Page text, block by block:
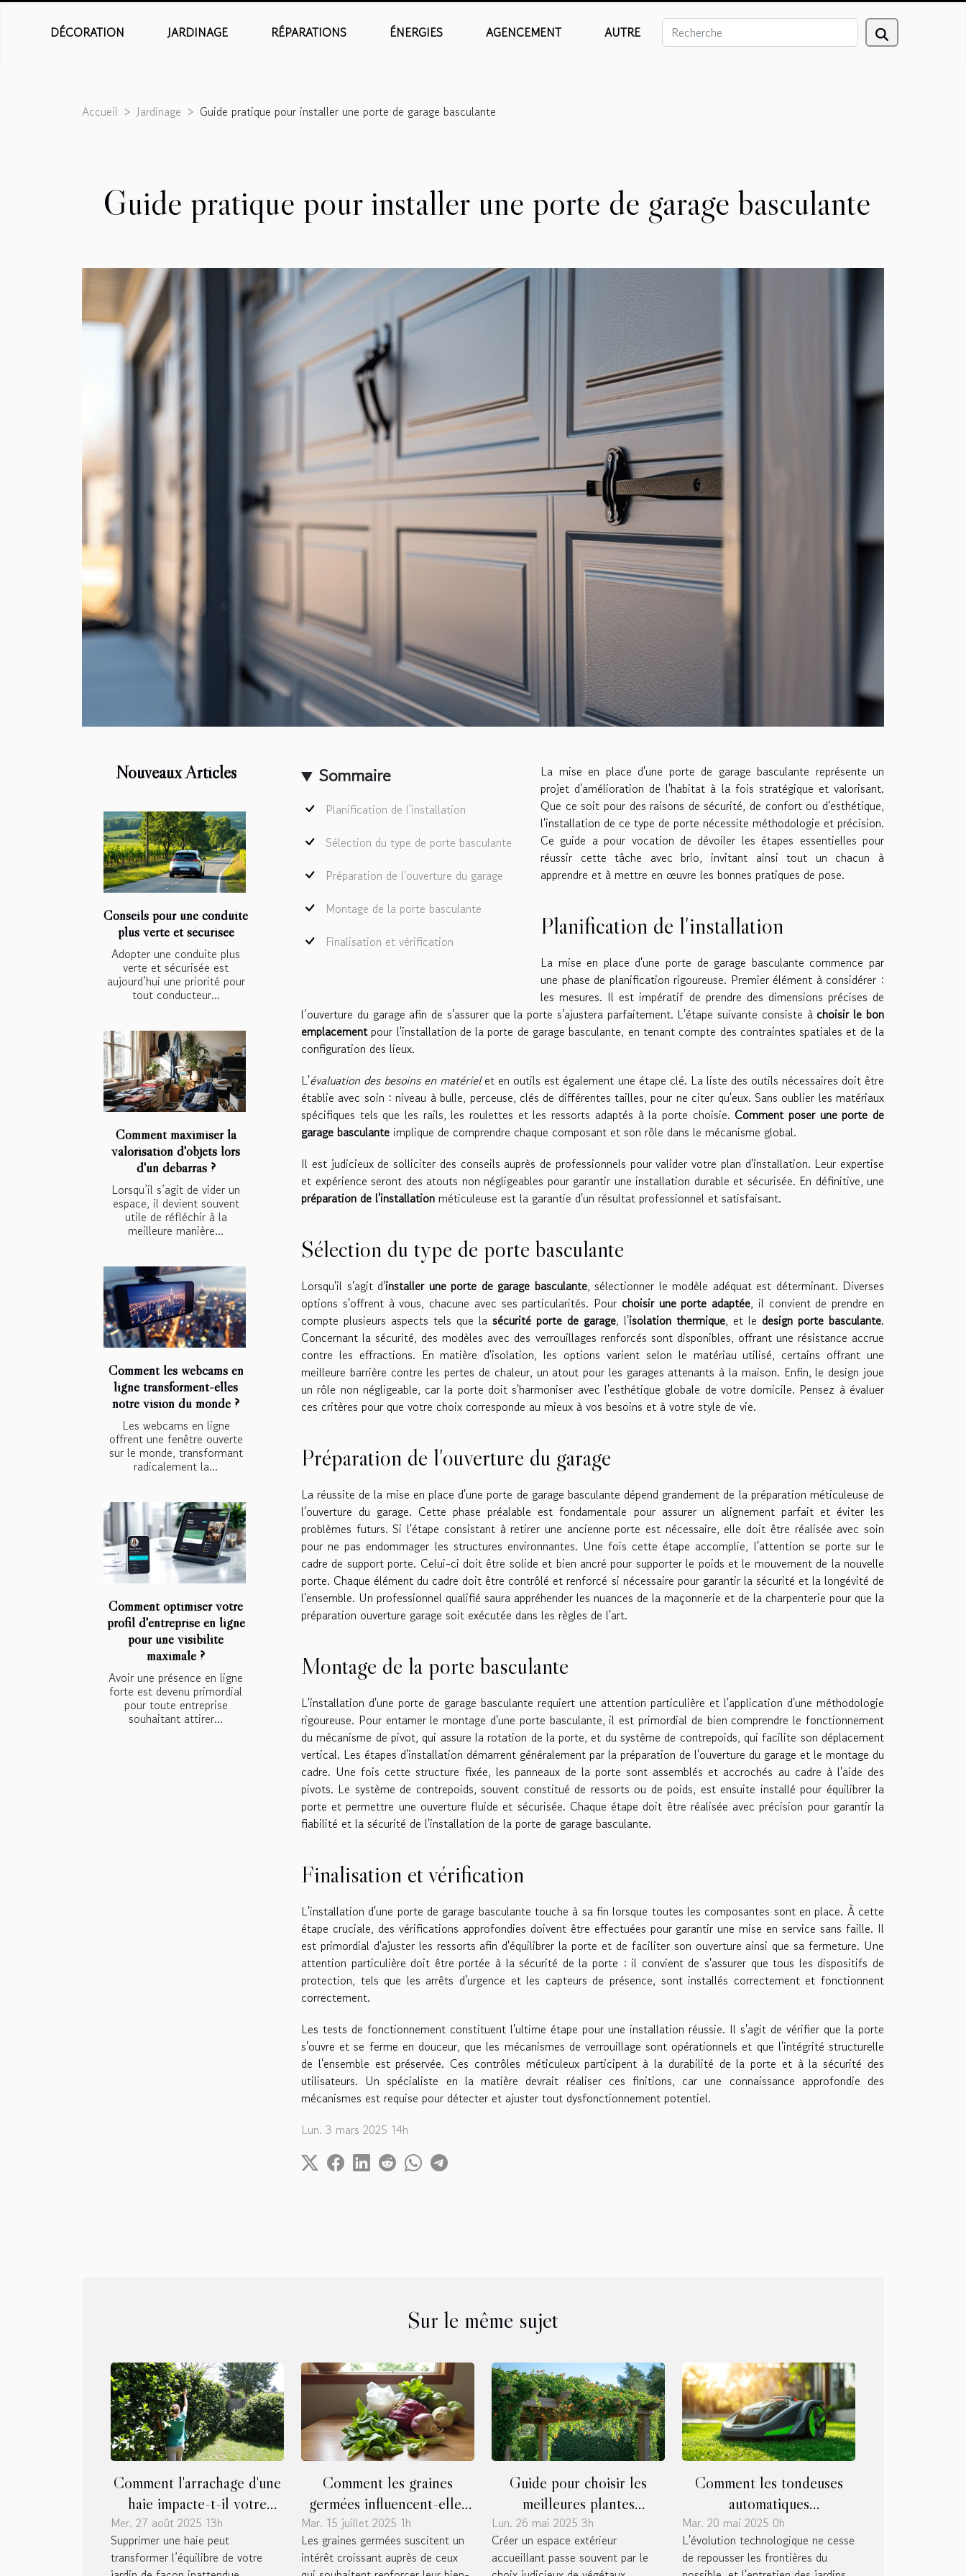
DÉCORATION JARDINAGE RÉPARATIONS ÉNERGIES AGENCEMENT AUTRE
Accueil Jardinage Guide pratique pour installer une porte de garage basculante
Guide pratique pour installer une porte de garage basculante
Nouveaux Articles
Conseils pour une conduite
plus verte et sécurisée
Adopter une conduite plus
verte et sécurisée est
aujourd’hui une priorité pour
tout conducteur...
Comment maximiser la
valorisation d'objets lors
d'un débarras ?
Lorsqu’il s’agit de vider un
espace, il devient souvent
utile de réfléchir à la
meilleure manière...
Comment les webcams en
ligne transforment-elles
notre vision du monde ?
Les webcams en ligne
offrent une fenêtre ouverte
sur le monde, transformant
radicalement la...
Comment optimiser votre
profil d'entreprise en ligne
pour une visibilité
maximale ?
Avoir une présence en ligne
forte est devenu primordial
pour toute entreprise
souhaitant attirer...
Sommaire
Planification de l'installation
Sélection du type de porte basculante
Préparation de l'ouverture du garage
Montage de la porte basculante
Finalisation et vérification
La mise en place d'une porte de garage basculante représente un
projet d'amélioration de l'habitat à la fois stratégique et valorisant.
Que ce soit pour des raisons de sécurité, de confort ou d'esthétique,
l'installation de ce type de porte nécessite méthodologie et précision.
Ce guide a pour vocation de dévoiler les étapes essentielles pour
réussir cette tâche avec brio, invitant ainsi tout un chacun à
apprendre et à mettre en œuvre les bonnes pratiques de pose.
Planification de l'installation
La mise en place d'une porte de garage basculante commence par
une phase de planification rigoureuse. Premier élément à considérer :
les mesures. Il est impératif de prendre des dimensions précises de
l’ouverture du garage afin de s'assurer que la porte s'ajustera parfaitement. L'étape suivante consiste à choisir le bon
emplacementpour l'installation de la porte de garage basculante, en tenant compte des contraintes spatiales et de la
configuration des lieux.
L'évaluation des besoins en matérielet en outils est également une étape clé. La liste des outils nécessaires doit être
établie avec soin : niveau à bulle, perceuse, clés de différentes tailles, pour ne citer qu'eux. Sans oublier les matériaux
spécifiques tels que les rails, les roulettes et les ressorts adaptés à la porte choisie. Comment poser une porte de
garage basculante implique de comprendre chaque composant et son rôle dans le mécanisme global.
Il est judicieux de solliciter des conseils auprès de professionnels pour valider votre plan d'installation. Leur expertise
et expérience seront des atouts non négligeables pour garantir une installation durable et sécurisée. En définitive, une
préparation de l'installation méticuleuse est la garantie d'un résultat professionnel et satisfaisant.
Sélection du type de porte basculante
Lorsqu'il s'agit d'installer une porte de garage basculante, sélectionner le modèle adéquat est déterminant. Diverses
options s'offrent à vous, chacune avec ses particularités. Pour choisir une porte adaptée, il convient de prendre en
compte plusieurs aspects tels que la sécurité porte de garage, l'isolation thermique, et le design porte basculante.
Concernant la sécurité, des modèles avec des verrouillages renforcés sont disponibles, offrant une résistance accrue
contre les effractions. En matière d'isolation, les options varient selon le matériau utilisé, certains offrant une
meilleure barrière contre les pertes de chaleur, un atout pour les garages attenants à la maison. Enfin, le design joue
un rôle non négligeable, car la porte doit s'harmoniser avec l'esthétique globale de votre domicile. Pensez à évaluer
ces critères pour que votre choix corresponde au mieux à vos besoins et à votre style de vie.
Préparation de l'ouverture du garage
La réussite de la mise en place d'une porte de garage basculante dépend grandement de la préparation méticuleuse de
l'ouverture du garage. Cette phase préalable est fondamentale pour assurer un alignement parfait et éviter les
problèmes futurs. Si l'étape consistant à retirer une ancienne porte est nécessaire, elle doit être réalisée avec soin
pour ne pas endommager les structures environnantes. Une fois cette étape accomplie, l'attention se porte sur le
cadre de support porte. Celui-ci doit être solide et bien ancré pour supporter le poids et le mouvement de la nouvelle
porte. Chaque élément du cadre doit être contrôlé et renforcé si nécessaire pour garantir la sécurité et la longévité de
l'ensemble. Un professionnel qualifié saura appréhender les nuances de la maçonnerie et de la charpenterie pour que la
préparation ouverture garage soit exécutée dans les règles de l'art.
Montage de la porte basculante
L'installation d'une porte de garage basculante requiert une attention particulière et l'application d'une méthodologie
rigoureuse. Pour entamer le montage d'une porte basculante, il est primordial de bien comprendre le fonctionnement
du mécanisme de pivot, qui assure la rotation de la porte, et du système de contrepoids, qui facilite son déplacement
vertical. Les étapes d'installation démarrent généralement par la préparation de l'ouverture du garage et le montage du
cadre. Une fois cette structure fixée, les panneaux de la porte sont assemblés et accrochés au cadre à l'aide des
pivots. Le système de contrepoids, souvent constitué de ressorts ou de poids, est ensuite installé pour équilibrer la
porte et permettre une ouverture fluide et sécurisée. Chaque étape doit être réalisée avec précision pour garantir la
fiabilité et la sécurité de l'installation de la porte de garage basculante.
Finalisation et vérification
L'installation d'une porte de garage basculante touche à sa fin lorsque toutes les composantes sont en place. À cette
étape cruciale, des vérifications approfondies doivent être effectuées pour garantir une mise en service sans faille. Il
est primordial d'ajuster les ressorts afin d'équilibrer la porte et de faciliter son ouverture ainsi que sa fermeture. Une
attention particulière doit être portée à la sécurité de la porte : il convient de s'assurer que tous les dispositifs de
protection, tels que les arrêts d'urgence et les capteurs de présence, sont installés correctement et fonctionnent
correctement.
Les tests de fonctionnement constituent l'ultime étape pour une installation réussie. Il s'agit de vérifier que la porte
s'ouvre et se ferme en douceur, que les mécanismes de verrouillage sont opérationnels et que l'intégrité structurelle
de l'ensemble est préservée. Ces contrôles méticuleux participent à la durabilité de la porte et à la sécurité des
utilisateurs. Un spécialiste en la matière devrait réaliser ces finitions, car une connaissance approfondie des
mécanismes est requise pour détecter et ajuster tout dysfonctionnement potentiel.
Lun. 3 mars 2025 14h
Sur le même sujet
Comment l'arrachage d'une
haie impacte-t-il votre
jardin ?
Mer. 27 août 2025 13h
Supprimer une haie peut
transformer l’équilibre de votre
Comment les graines
germées influencent-elles
votre bien-être quotidien ?
Mar. 15 juillet 2025 1h
Les graines germées suscitent un
intérêt croissant auprès de ceux
Guide pour choisir les
meilleures plantes
grimpantes pour pergolas
Lun. 26 mai 2025 3h
Créer un espace extérieur
accueillant passe souvent par le
Comment les tondeuses
automatiques
révolutionnent l'entretien
des jardins en 2025
Mar. 20 mai 2025 0h
L'évolution technologique ne cesse
de repousser les frontières du